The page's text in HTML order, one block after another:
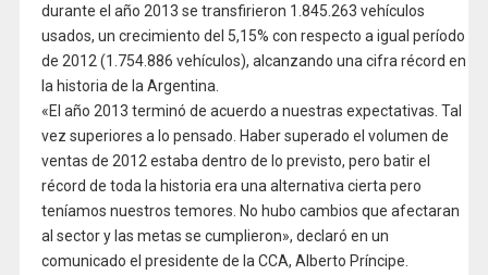
durante el año 2013 se transfirieron 1.845.263 vehículos
usados, un crecimiento del 5,15% con respecto a igual período
de 2012 (1.754.886 vehículos), alcanzando una cifra récord en
la historia de la Argentina.
«El año 2013 terminó de acuerdo a nuestras expectativas. Tal
vez superiores a lo pensado. Haber superado el volumen de
ventas de 2012 estaba dentro de lo previsto, pero batir el
récord de toda la historia era una alternativa cierta pero
teníamos nuestros temores. No hubo cambios que afectaran
al sector y las metas se cumplieron», declaró en un
comunicado el presidente de la CCA, Alberto Príncipe.